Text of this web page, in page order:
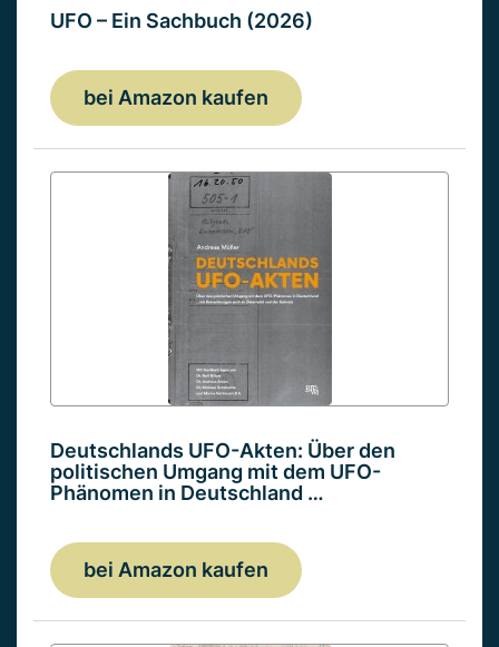
UFO – Ein Sachbuch (2026)
bei Amazon kaufen
Deutschlands UFO-Akten: Über den
politischen Umgang mit dem UFO-
Phänomen in Deutschland …
bei Amazon kaufen